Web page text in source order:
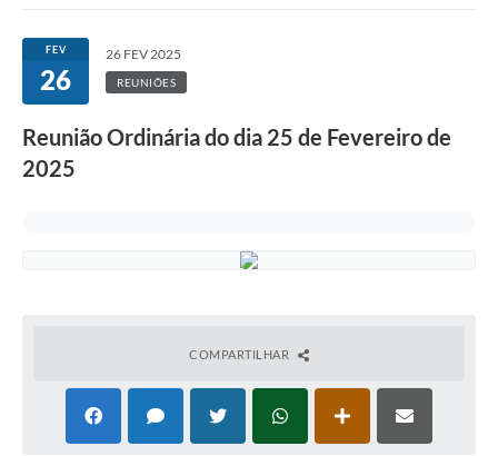
FEV
26
26 FEV 2025
REUNIÕES
Reunião Ordinária do dia 25 de Fevereiro de
2025
COMPARTILHAR